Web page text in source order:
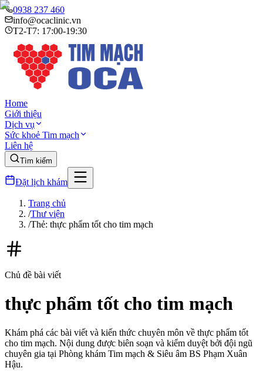
0938 237 460
info@ocaclinic.vn
T2-T7: 17:00-19:30
Home
Giới thiệu
Dịch vụ
Sức khoẻ Tim mạch
Liên hệ
Tìm kiếm
Đặt lịch khám
Trang chủ
/Thư viện
/Thẻ: thực phẩm tốt cho tim mạch
Chủ đề bài viết
thực phẩm tốt cho tim mạch
Khám phá các bài viết và kiến thức chuyên môn về thực phẩm tốt
cho tim mạch. Nội dung được biên soạn và kiểm duyệt bởi đội ngũ
chuyên gia tại Phòng khám Tim mạch & Siêu âm BS Phạm Xuân
Hậu.